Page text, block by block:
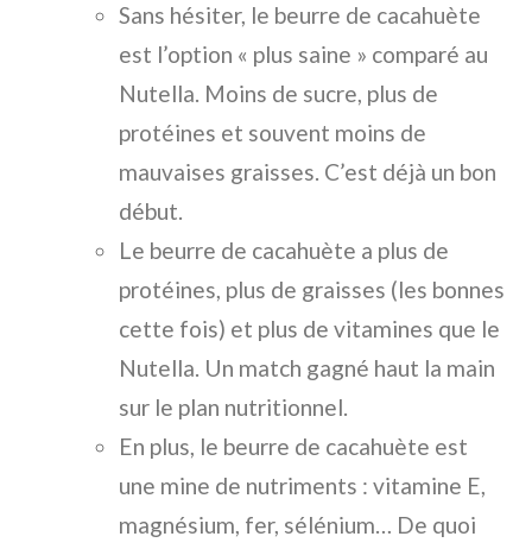
Sans hésiter, le beurre de cacahuète
est l’option « plus saine » comparé au
Nutella. Moins de sucre, plus de
protéines et souvent moins de
mauvaises graisses. C’est déjà un bon
début.
Le beurre de cacahuète a plus de
protéines, plus de graisses (les bonnes
cette fois) et plus de vitamines que le
Nutella. Un match gagné haut la main
sur le plan nutritionnel.
En plus, le beurre de cacahuète est
une mine de nutriments : vitamine E,
magnésium, fer, sélénium… De quoi